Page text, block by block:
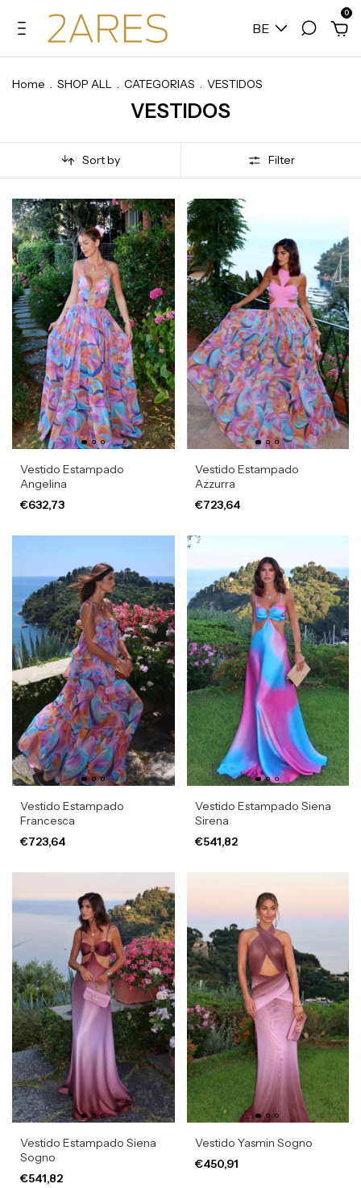
BE
0
Home . SHOP ALL . CATEGORIAS . VESTIDOS
VESTIDOS
Sort by Filter
Vestido Estampado
Angelina
€632,73
Vestido Estampado
Azzurra
€723,64
Vestido Estampado
Francesca
€723,64
Vestido Estampado Siena
Sirena
€541,82
Vestido Estampado Siena
Sogno
€541,82
Vestido Yasmin Sogno
€450,91